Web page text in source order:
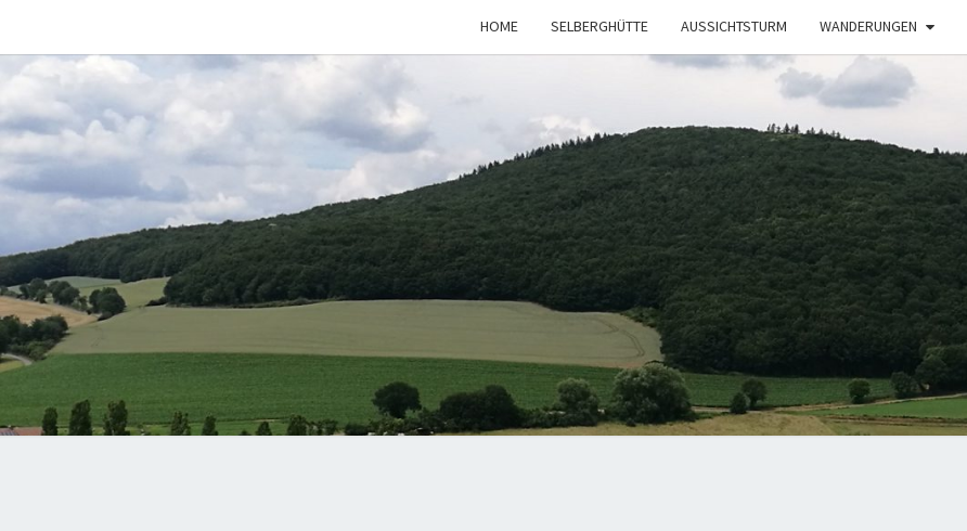
HOME SELBERGHÜTTE AUSSICHTSTURM WANDERUNGEN